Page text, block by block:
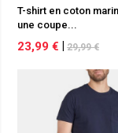
T-shirt en coton
une coupe...
23,99 € 29,99 €